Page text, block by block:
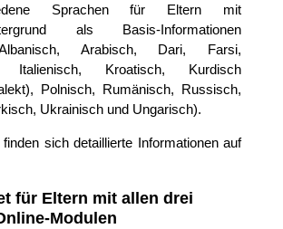
Sprachen für Eltern mit
als Basis-Informationen
Arabisch, Dari, Farsi,
Italienisch, Kroatisch, Kurdisch
Polnisch, Rumänisch, Russisch,
Ukrainisch und Ungarisch).
sich detaillierte Informationen auf
für Eltern mit allen drei
Modulen